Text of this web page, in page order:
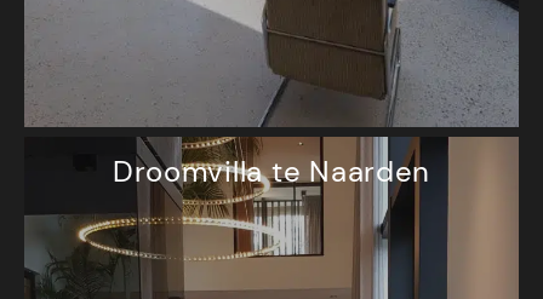
Droomvilla te Naarden